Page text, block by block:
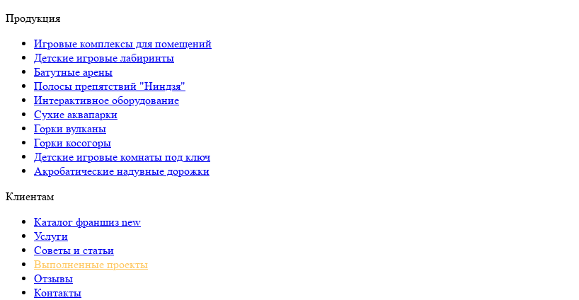
Продукция
Игровые комплексы для помещений
Детские игровые лабиринты
Батутные арены
Полосы препятствий "Ниндзя"
Интерактивное оборудование
Сухие аквапарки
Горки вулканы
Горки косогоры
Детские игровые комнаты под ключ
Акробатические надувные дорожки
Клиентам
Каталог франшиз new
Услуги
Советы и статьи
Выполненные проекты
Отзывы
Контакты